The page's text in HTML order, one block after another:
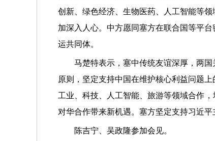
创新、绿色经济、生物医药、人工智能等
加深入人心。中方愿同塞方在联合国等平
运共同体。
马楚特表示，塞中传统友谊深厚，两
原则，坚定支持中国在维护核心利益问题
工业、科技、人工智能、旅游等领域合作
对华合作带来新机遇。塞方坚定支持习近
陈吉宁、吴政隆参加会见。